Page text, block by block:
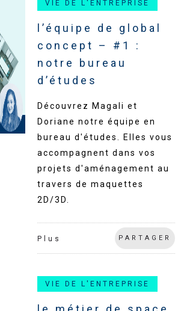
VIE DE L'ENTREPRISE
l’équipe de global
concept – #1 :
notre bureau
d’études
Découvrez Magali et
Doriane notre équipe en
bureau d'études. Elles vous
accompagnent dans vos
projets d'aménagement au
travers de maquettes
2D/3D.
Plus PARTAGER
VIE DE L'ENTREPRISE